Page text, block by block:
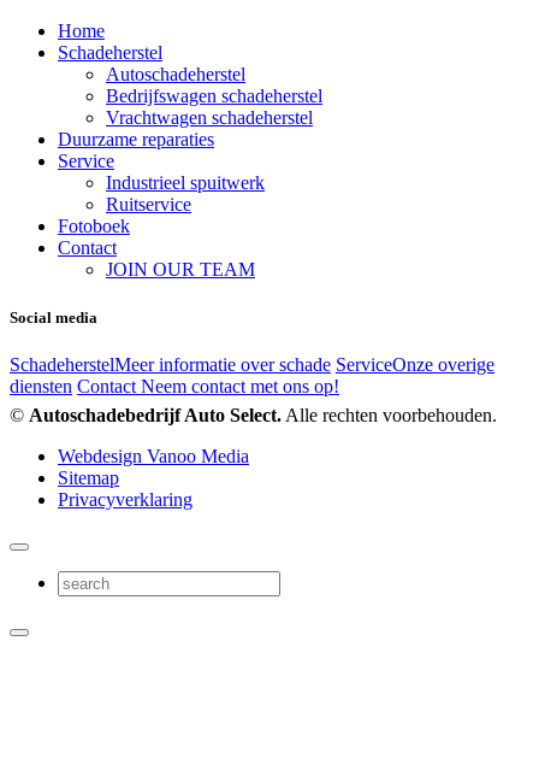
Home
Schadeherstel
Autoschadeherstel
Bedrijfswagen schadeherstel
Vrachtwagen schadeherstel
Duurzame reparaties
Service
Industrieel spuitwerk
Ruitservice
Fotoboek
Contact
JOIN OUR TEAM
Social media
SchadeherstelMeer informatie over schade ServiceOnze overige
diensten Contact Neem contact met ons op!
© Autoschadebedrijf Auto Select. Alle rechten voorbehouden.
Webdesign Vanoo Media
Sitemap
Privacyverklaring